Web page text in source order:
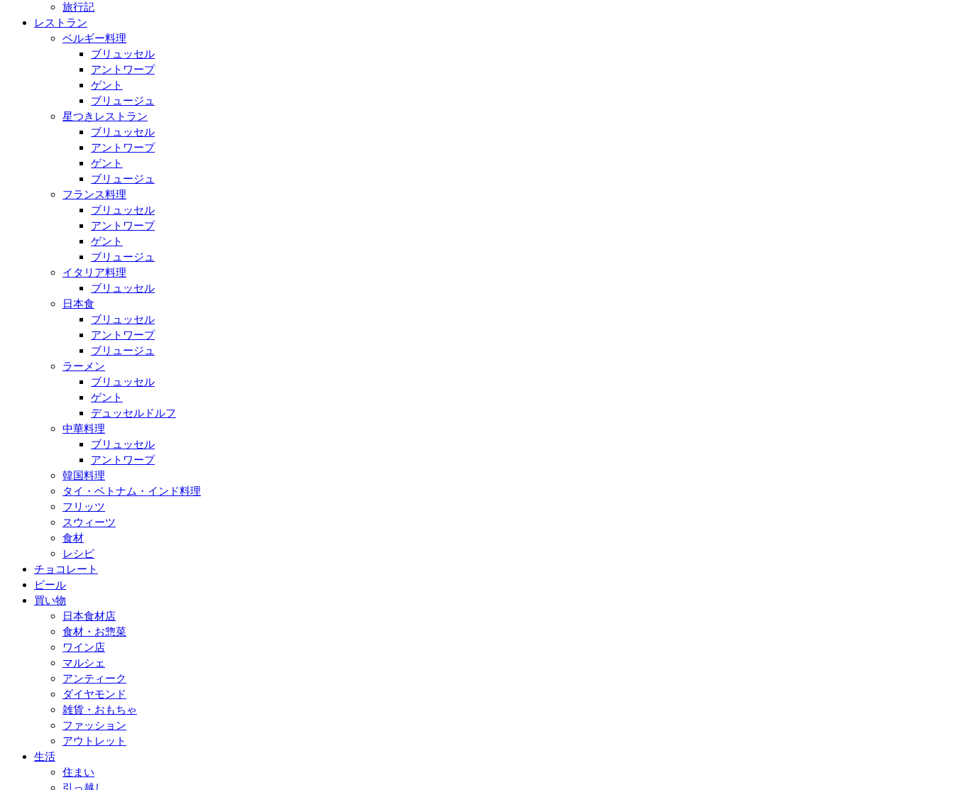
旅行記
レストラン
ベルギー料理
ブリュッセル
アントワープ
ゲント
ブリュージュ
星つきレストラン
ブリュッセル
アントワープ
ゲント
ブリュージュ
フランス料理
ブリュッセル
アントワープ
ゲント
ブリュージュ
イタリア料理
ブリュッセル
日本食
ブリュッセル
アントワープ
ブリュージュ
ラーメン
ブリュッセル
ゲント
デュッセルドルフ
中華料理
ブリュッセル
アントワープ
韓国料理
タイ・ベトナム・インド料理
フリッツ
スウィーツ
食材
レシピ
チョコレート
ビール
買い物
日本食材店
食材・お惣菜
ワイン店
マルシェ
アンティーク
ダイヤモンド
雑貨・おもちゃ
ファッション
アウトレット
生活
住まい